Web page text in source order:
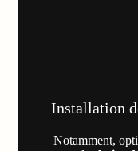
Installation
Notamment,